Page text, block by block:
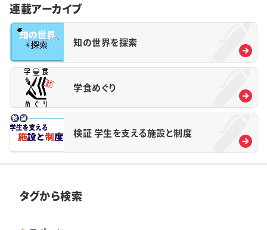
連載アーカイブ
知の世界を探索
学食めぐり
検証 学生を支える施設と制度
タグから検索